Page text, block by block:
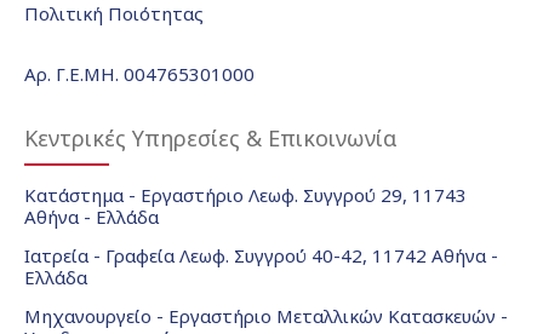
Πολιτική Ποιότητας
Αρ. Γ.Ε.ΜΗ. 004765301000
Κεντρικές Υπηρεσίες & Επικοινωνία
Κατάστημα - Εργαστήριο Λεωφ. Συγγρού 29, 11743
Αθήνα - Ελλάδα
Ιατρεία - Γραφεία Λεωφ. Συγγρού 40-42, 11742 Αθήνα -
Ελλάδα
Μηχανουργείο - Εργαστήριο Μεταλλικών Κατασκευών -